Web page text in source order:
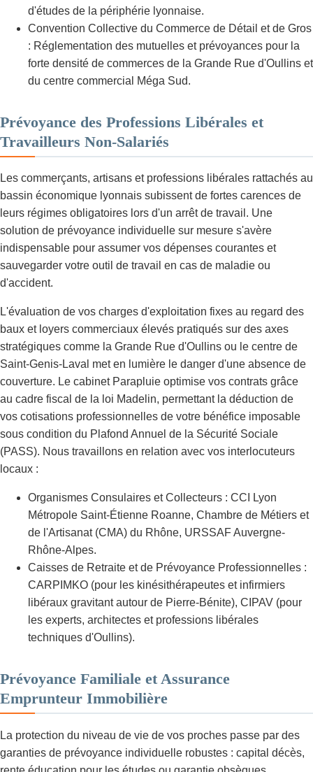
d'études de la périphérie lyonnaise.
Convention Collective du Commerce de Détail et de Gros
: Réglementation des mutuelles et prévoyances pour la
forte densité de commerces de la Grande Rue d'Oullins et
du centre commercial Méga Sud.
Prévoyance des Professions Libérales et
Travailleurs Non-Salariés
Les commerçants, artisans et professions libérales rattachés au
bassin économique lyonnais subissent de fortes carences de
leurs régimes obligatoires lors d'un arrêt de travail. Une
solution de prévoyance individuelle sur mesure s'avère
indispensable pour assumer vos dépenses courantes et
sauvegarder votre outil de travail en cas de maladie ou
d'accident.
L'évaluation de vos charges d'exploitation fixes au regard des
baux et loyers commerciaux élevés pratiqués sur des axes
stratégiques comme la Grande Rue d'Oullins ou le centre de
Saint-Genis-Laval met en lumière le danger d'une absence de
couverture. Le cabinet Parapluie optimise vos contrats grâce
au cadre fiscal de la loi Madelin, permettant la déduction de
vos cotisations professionnelles de votre bénéfice imposable
sous condition du Plafond Annuel de la Sécurité Sociale
(PASS). Nous travaillons en relation avec vos interlocuteurs
locaux :
Organismes Consulaires et Collecteurs : CCI Lyon
Métropole Saint-Étienne Roanne, Chambre de Métiers et
de l'Artisanat (CMA) du Rhône, URSSAF Auvergne-
Rhône-Alpes.
Caisses de Retraite et de Prévoyance Professionnelles :
CARPIMKO (pour les kinésithérapeutes et infirmiers
libéraux gravitant autour de Pierre-Bénite), CIPAV (pour
les experts, architectes et professions libérales
techniques d'Oullins).
Prévoyance Familiale et Assurance
Emprunteur Immobilière
La protection du niveau de vie de vos proches passe par des
garanties de prévoyance individuelle robustes : capital décès,